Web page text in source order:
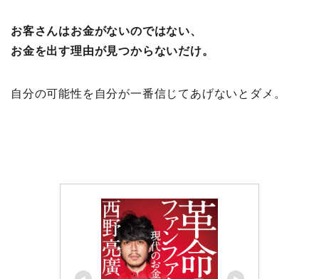
お客さんはお金がないのではない、
お金を出す理由が見つからないだけ。
自分の可能性を自分が一番信じてあげないとダメ。